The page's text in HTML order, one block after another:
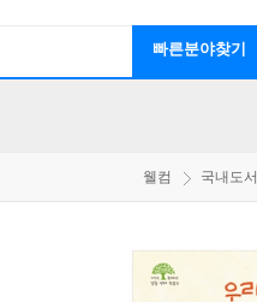
빠른분야찾기
웰컴 국내도서